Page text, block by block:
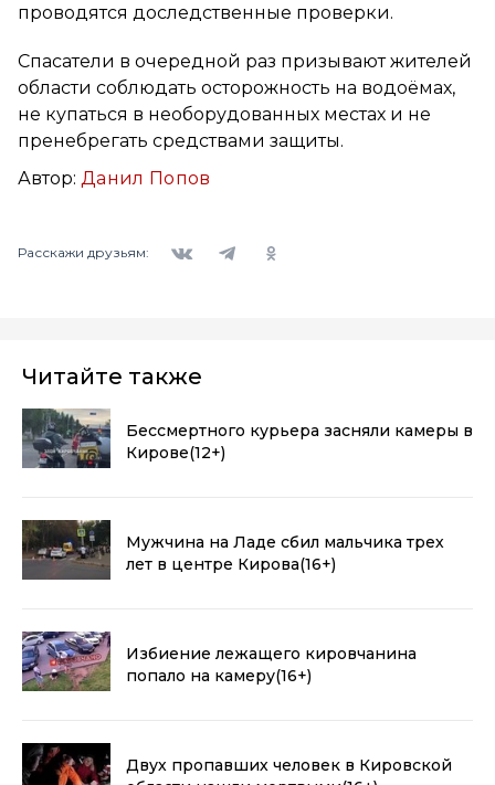
проводятся доследственные проверки.
Спасатели в очередной раз призывают жителей
области соблюдать осторожность на водоёмах,
не купаться в необорудованных местах и не
пренебрегать средствами защиты.
Автор: Данил Попов
Расскажи друзьям:
Читайте также
Бессмертного курьера засняли камеры в
Кирове(12+)
Мужчина на Ладе сбил мальчика трех
лет в центре Кирова(16+)
Избиение лежащего кировчанина
попало на камеру(16+)
Двух пропавших человек в Кировской